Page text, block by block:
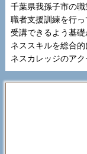
千葉県我孫子市の
職者支援訓練を行っ
受講できるよう基
ネススキルを総合
ネスカレッジのアク